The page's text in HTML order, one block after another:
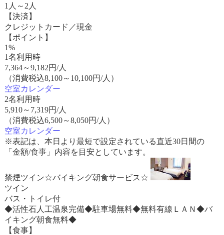
1人～2人
【決済】
クレジットカード／現金
【ポイント】
1%
1名利用時
7,364～9,182円/人
（消費税込8,100～10,100円/人）
空室カレンダー
2名利用時
5,910～ 7,319円/人
（消費税込6,500～8,050円/人）
空室カレンダー
※表記は、本日より最短で設定されている直近30日間の
「金額/食事」内容を目安としています。
禁煙ツイン☆バイキング朝食サービス☆
ツイン
バス・トイレ付
◆活性石人工温泉完備◆駐車場無料◆無料有線ＬＡＮ◆バ
イキング朝食無料◆
【食事】